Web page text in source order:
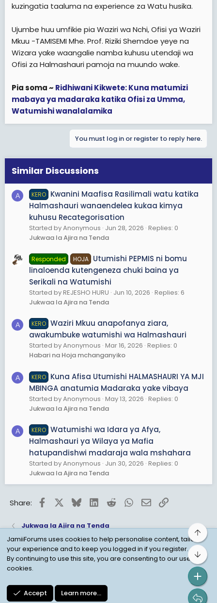
kuzingatia taaluma na experience za Watu husika.
Ujumbe huu umfikie pia Waziri wa Nchi, Ofisi ya Waziri
Mkuu -TAMISEMI Mhe. Prof. Riziki Shemdoe yeye na
Wizara yake waangalie namba kuhusu utendaji wa
Ofisi za Halmashauri pamoja na muundo wake.
Pia soma ~ Ridhiwani Kikwete: Kuna matumizi
mabaya ya madaraka katika Ofisi za Umma,
Watumishi wanalalamika
You must log in or register to reply here.
Similar Discussions
A KERO Kwanini Maafisa Rasilimali watu katika
Halmashauri wanaendelea kukaa kimya
kuhusu Recategorisation
Started by Anonymous Jun 28, 2026 Replies: 0
Jukwaa la Ajira na Tenda
Responded HOJA
Utumishi PEPMIS ni bomu
linaloenda kutengeneza chuki baina ya
Serikali na Watumishi
Started by REJESHO HURU Jun 10, 2026 Replies: 6
Jukwaa la Ajira na Tenda
A KERO Waziri Mkuu anapofanya ziara,
awakumbuke watumishi wa Halmashauri
Started by Anonymous Mar 16, 2026 Replies: 0
Habari na Hoja mchanganyiko
A KERO Kuna Afisa Utumishi HALMASHAURI YA MJI
MBINGA anatumia Madaraka yake vibaya
Started by Anonymous May 13, 2026 Replies: 0
Jukwaa la Ajira na Tenda
A KERO Watumishi wa Idara ya Afya,
Halmashauri ya Wilaya ya Mafia
hatupandishwi madaraja wala mshahara
Started by Anonymous Jun 30, 2026 Replies: 0
Jukwaa la Ajira na Tenda
Share: FacebookBlueskyLinkedInRedditWhatsApp
EmailLink
Jukwaa la Ajira na Tenda
Child Protection Policy
Personal Data Protection
JamiiForums uses cookies to help personalise content, tailor
your experience and to keep you logged in if you register.
By continuing to use this site, you are consenting to our use of
cookies.
Accept Learn more…
Top